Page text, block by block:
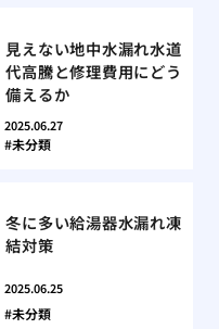
見えない地中水漏れ水道
代高騰と修理費用にどう
備えるか
2025.06.27
未分類
冬に多い給湯器水漏れ凍
結対策
2025.06.25
未分類